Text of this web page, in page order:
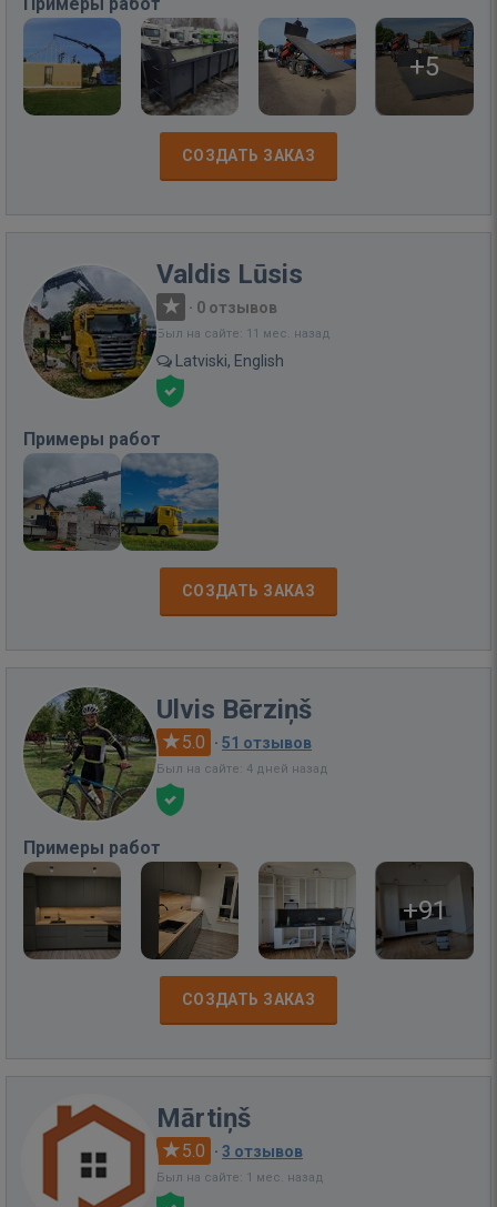
+5
СОЗДАТЬ ЗАКАЗ
Valdis Lūsis
· 0 отзывов
Был на сайте: 11 мес. назад
Latviski, English
Примеры работ
СОЗДАТЬ ЗАКАЗ
Ulvis Bērziņš
5.0 · 51 отзывов
Был на сайте: 4 дней назад
Примеры работ
+91
СОЗДАТЬ ЗАКАЗ
Mārtiņš
5.0 · 3 отзывов
Был на сайте: 1 мес. назад